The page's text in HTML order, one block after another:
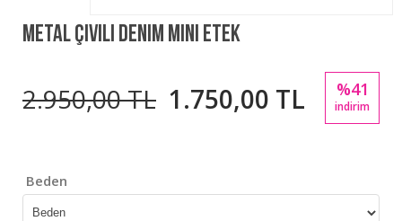
Metal Çivili Denim Mini Etek
2.950,00 TL 1.750,00 TL %41
indirim
Beden